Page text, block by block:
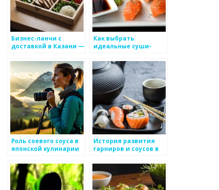
Бизнес-ланчи с
доставкой в Казани —
рублей
Как выбрать
идеальные суши-
Роль соевого соуса в
японской кулинарии
История развития
гарниров и соусов в